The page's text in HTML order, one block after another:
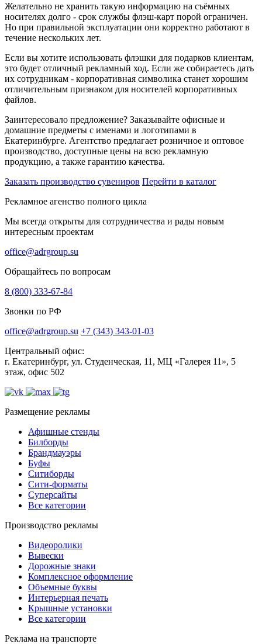
Желательно не хранить такую информацию на съёмных
носителях долго - срок службы флэш-карт порой ограничен.
Но при правильной эксплуатации они корректно работают в
течение нескольких лет.
Если вы хотите использовать флэшки для подарков клиентам,
это будет отличный рекламный ход. Если же собираетесь дать
их сотрудникам - корпоративная символика станет хорошим
отличительным признаком для носителей корпоративных
файлов.
Заинтересовало предложение? Заказывайте офисные и
домашние предметы с именами и логотипами в
Екатеринбурге. Агентство предлагает розничное и оптовое
производство, доступные цены на всю рекламную
продукцию, а также гарантию качества.
Заказать производство сувениров Перейти в каталог
Рекламное агенство полного цикла
Мы всегда открыты для сотрудничества и рады новым
интересным проектам
office@adrgroup.su
Обращайтесь по вопросам
8 (800) 333-67-84
Звонки по РФ
office@adrgroup.su +7 (343) 343-01-03
Центральный офис:
г. Екатеринбург, ул. Студенческая, 11, МЦ «Галерея 11», 5
этаж, офис 502
Размещение рекламы
Афишные стенды
Билборды
Брандмауэры
Буфы
Ситиборды
Сити-форматы
Суперсайты
Все категории
Производство рекламы
Видеоролики
Вывески
Дорожные знаки
Комплексное оформление
Объемные буквы
Интерьерная печать
Крышные установки
Все категории
Реклама на транспорте